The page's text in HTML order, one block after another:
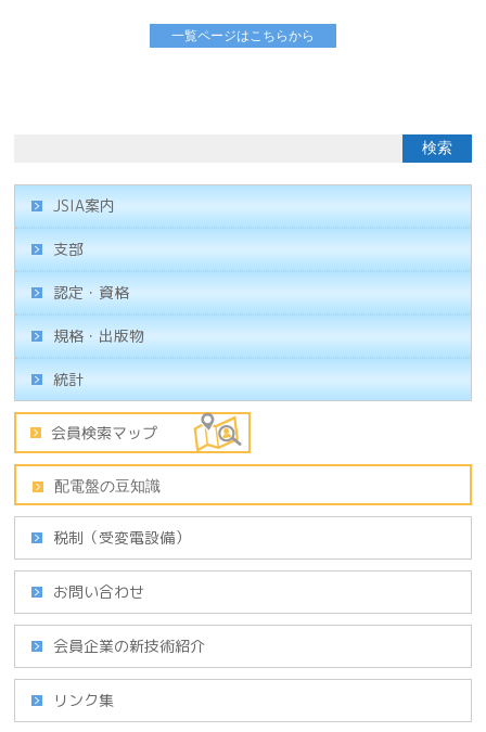
一覧ページはこちらから
JSIA案内
支部
認定・資格
規格・出版物
統計
税制（受変電設備）
お問い合わせ
会員企業の新技術紹介
リンク集